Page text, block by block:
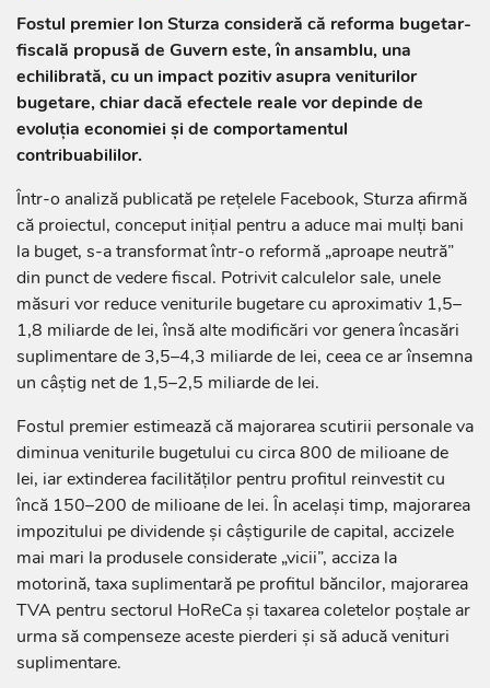
Fostul premier Ion Sturza consideră că reforma bugetar-
fiscală propusă de Guvern este, în ansamblu, una
echilibrată, cu un impact pozitiv asupra veniturilor
bugetare, chiar dacă efectele reale vor depinde de
evoluția economiei și de comportamentul
contribuabililor.
Într-o analiză publicată pe rețelele Facebook, Sturza afirmă
că proiectul, conceput inițial pentru a aduce mai mulți bani
la buget, s-a transformat într-o reformă „aproape neutră”
din punct de vedere fiscal. Potrivit calculelor sale, unele
măsuri vor reduce veniturile bugetare cu aproximativ 1,5–
1,8 miliarde de lei, însă alte modificări vor genera încasări
suplimentare de 3,5–4,3 miliarde de lei, ceea ce ar însemna
un câștig net de 1,5–2,5 miliarde de lei.
Fostul premier estimează că majorarea scutirii personale va
diminua veniturile bugetului cu circa 800 de milioane de
lei, iar extinderea facilităților pentru profitul reinvestit cu
încă 150–200 de milioane de lei. În același timp, majorarea
impozitului pe dividende și câștigurile de capital, accizele
mai mari la produsele considerate „vicii”, acciza la
motorină, taxa suplimentară pe profitul băncilor, majorarea
TVA pentru sectorul HoReCa și taxarea coletelor poștale ar
urma să compenseze aceste pierderi și să aducă venituri
suplimentare.